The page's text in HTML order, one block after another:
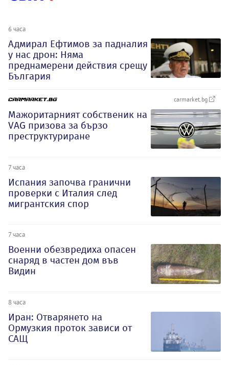
6 часа
Адмирал Ефтимов за падналия
у нас дрон: Няма
преднамерени действия срещу
България
carmarket.bg
Мажоритарният собственик на
VAG призова за бързо
преструктуриране
7 часа
Испания започва гранични
проверки с Италия след
мигрантския спор
7 часа
Военни обезвредиха опасен
снаряд в частен дом във
Видин
8 часа
Иран: Отварянето на
Ормузкия проток зависи от
САЩ